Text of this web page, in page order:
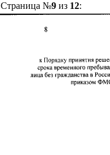
Страница №9из 12: